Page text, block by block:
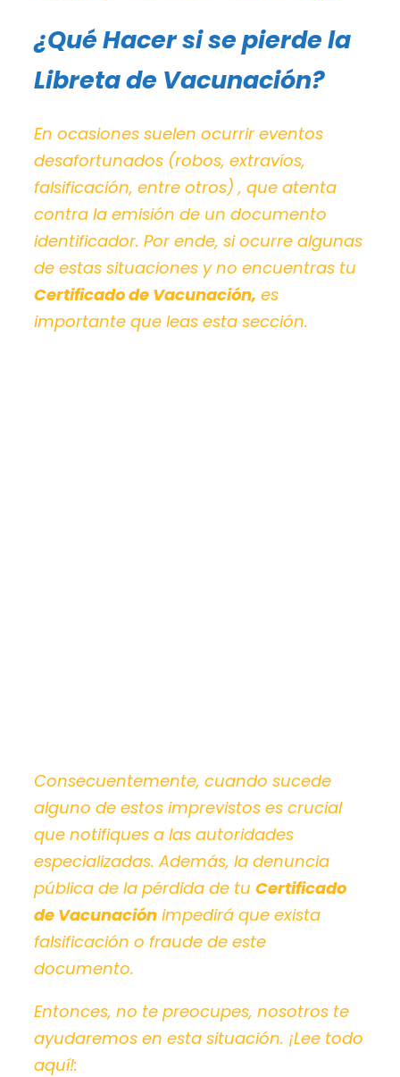
¿Qué Hacer si se pierde la
Libreta de Vacunación?
En ocasiones suelen ocurrir eventos
desafortunados (robos, extravíos,
falsificación, entre otros) , que atenta
contra la emisión de un documento
identificador. Por ende, si ocurre algunas
de estas situaciones y no encuentras tu
Certificado de Vacunación, es
importante que leas esta sección.
Consecuentemente, cuando sucede
alguno de estos imprevistos es crucial
que notifiques a las autoridades
especializadas. Además, la denuncia
pública de la pérdida de tu Certificado
de Vacunación impedirá que exista
falsificación o fraude de este
documento.
Entonces, no te preocupes, nosotros te
ayudaremos en esta situación. ¡Lee todo
aquí!: